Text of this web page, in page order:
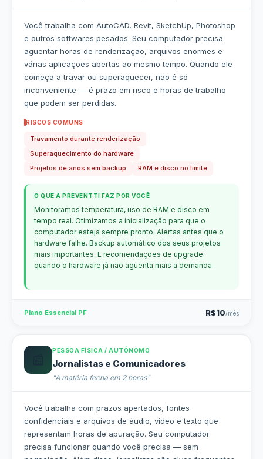
Você trabalha com AutoCAD, Revit, SketchUp, Photoshop
e outros softwares pesados. Seu computador precisa
aguentar horas de renderização, arquivos enormes e
várias aplicações abertas ao mesmo tempo. Quando ele
começa a travar ou superaquecer, não é só
inconveniente — é prazo em risco e horas de trabalho
que podem ser perdidas.
RISCOS COMUNS
Travamento durante renderização
Superaquecimento do hardware
Projetos de anos sem backup
RAM e disco no limite
O QUE A PREVENTTI FAZ POR VOCÊ
Monitoramos temperatura, uso de RAM e disco em
tempo real. Otimizamos a inicialização para que o
computador esteja sempre pronto. Alertas antes que o
hardware falhe. Backup automático dos seus projetos
mais importantes. E recomendações de upgrade
quando o hardware já não aguenta mais a demanda.
Plano Essencial PF R$10/mês
PESSOA FÍSICA / AUTÔNOMO
Jornalistas e Comunicadores
"A matéria fecha em 2 horas"
Você trabalha com prazos apertados, fontes
confidenciais e arquivos de áudio, vídeo e texto que
representam horas de apuração. Seu computador
precisa funcionar quando você precisa — sem